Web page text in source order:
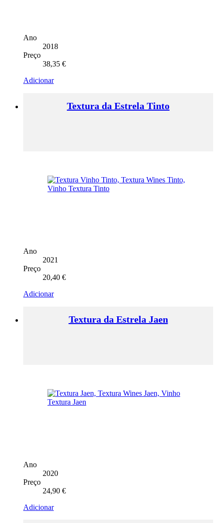
Ano
2018
Preço
38,35 €
Adicionar
Textura da Estrela Tinto
Ano
2021
Preço
20,40 €
Adicionar
Textura da Estrela Jaen
Ano
2020
Preço
24,90 €
Adicionar